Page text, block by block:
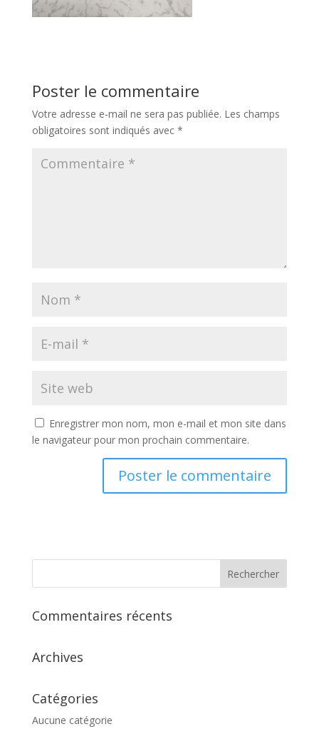
Poster le commentaire
Votre adresse e-mail ne sera pas publiée. Les champs
obligatoires sont indiqués avec *
Enregistrer mon nom, mon e-mail et mon site dans
le navigateur pour mon prochain commentaire.
Commentaires récents
Archives
Catégories
Aucune catégorie